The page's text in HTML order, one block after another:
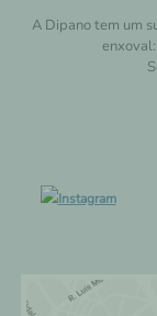
A Dipano tem um
enxoval: